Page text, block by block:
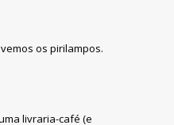
os pirilampos.
livraria-café (e